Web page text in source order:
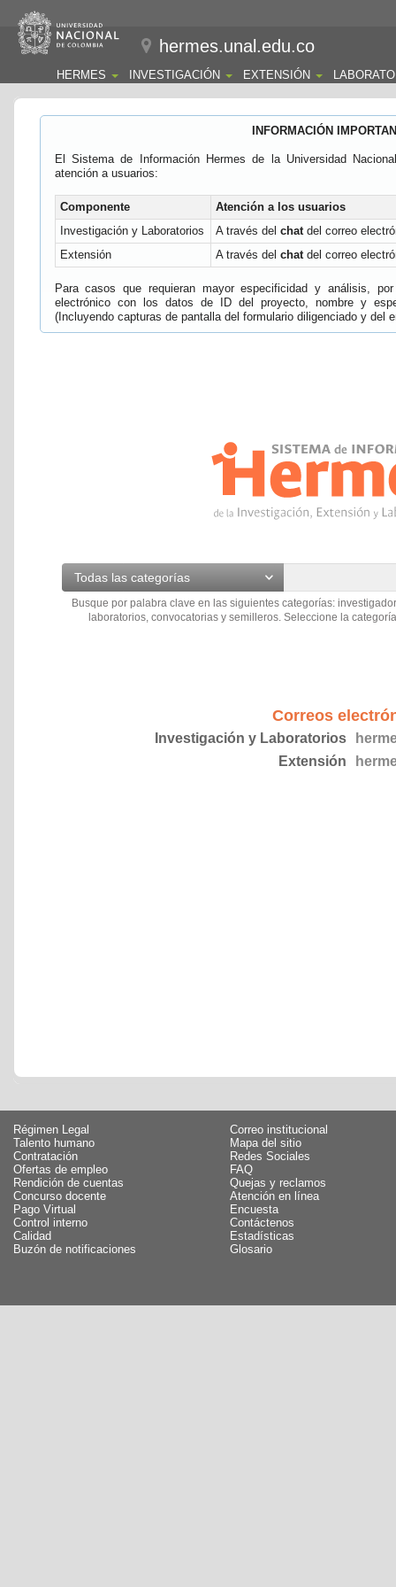
hermes.unal.edu.co
HERMES INVESTIGACIÓN EXTENSIÓN
INFORMACIÓN
El Sistema de Información Hermes de la Universidad
atención a usuarios:
Componente
Atención a los usuarios
Investigación y Laboratorios
A través del chatdel correo
Extensión
A través del chatdel correo
Para casos que requieran mayor especificidad y análisis,
electrónico con los datos de ID del proyecto, nombre y
(Incluyendo capturas de pantalla del formulario diligenciado y del
Todas las categorías
Busque por palabra clave en las siguientes categorías:
laboratorios, convocatorias y semilleros. Seleccione la
Correos
Investigación y Laboratorios
Extensión
Régimen Legal
Talento humano
Contratación
Ofertas de empleo
Rendición de cuentas
Concurso docente
Pago Virtual
Control interno
Calidad
Buzón de notificaciones
Correo institucional
Mapa del sitio
Redes Sociales
FAQ
Quejas y reclamos
Atención en línea
Encuesta
Contáctenos
Estadísticas
Glosario